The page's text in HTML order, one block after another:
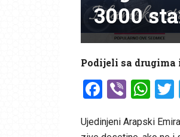
3000
Podijeli sa drugima
Viber
Ujedinjeni Arapski